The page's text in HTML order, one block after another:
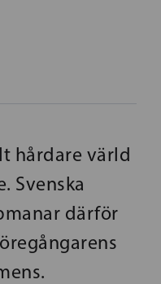
hårdare värld
Svenska
därför